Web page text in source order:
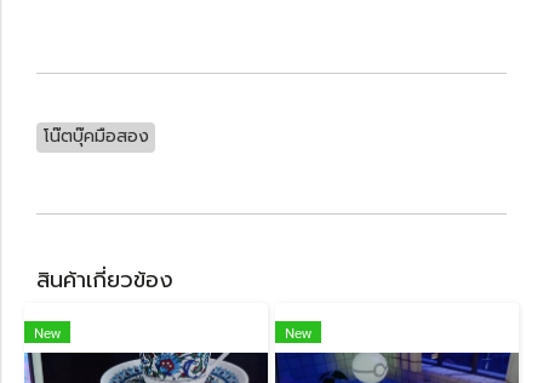
โน๊ตบุ๊คมือสอง
สินค้าเกี่ยวข้อง
New New